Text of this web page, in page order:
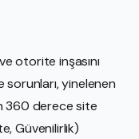
otorite inşasını
yinelenen
360 derece site
Güvenilirlik)